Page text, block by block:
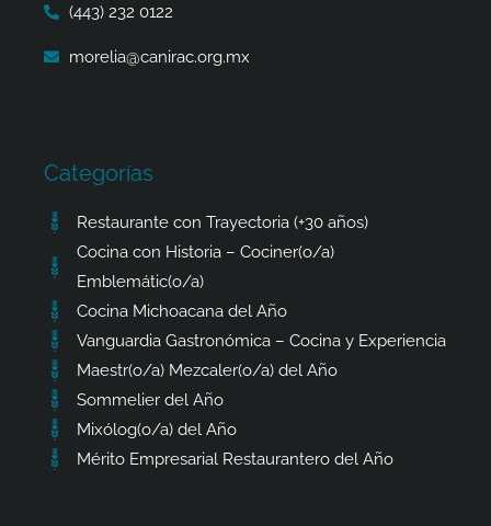
(443) 232 0122
morelia@canirac.org.mx
Categorías
Restaurante con Trayectoria (+30 años)
Cocina con Historia – Cociner(o/a)
Emblemátic(o/a)
Cocina Michoacana del Año
Vanguardia Gastronómica – Cocina y Experiencia
Maestr(o/a) Mezcaler(o/a) del Año
Sommelier del Año
Mixólog(o/a) del Año
Mérito Empresarial Restaurantero del Año